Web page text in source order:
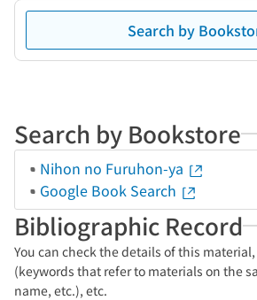
Search by
Search by Bookstore
Nihon no Furuhon-ya
Google Book Search
Bibliographic Record
You can check the details of this
(keywords that refer to materials on the
name, etc.), etc.